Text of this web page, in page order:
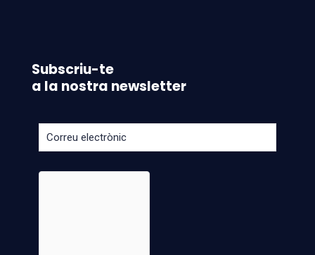
Subscriu-te
a la nostra newsletter